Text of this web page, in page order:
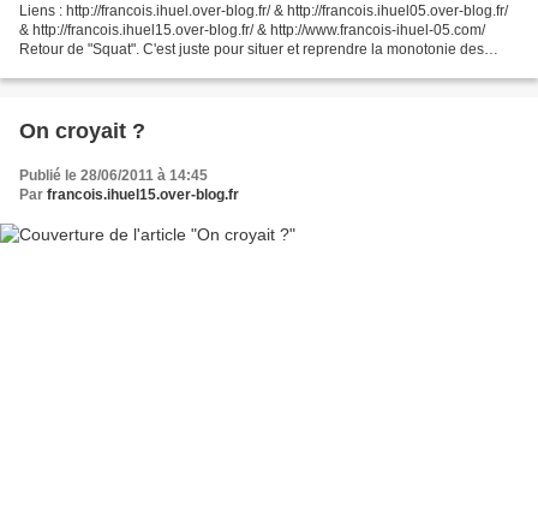
Liens : http://francois.ihuel.over-blog.fr/ & http://francois.ihuel05.over-blog.fr/
& http://francois.ihuel15.over-blog.fr/ & http://www.francois-ihuel-05.com/
Retour de "Squat". C'est juste pour situer et reprendre la monotonie des
On croyait ?
Publié le 28/06/2011 à 14:45
Par francois.ihuel15.over-blog.fr